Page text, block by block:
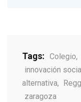
Tags: Colegio,
innovación
alternativa,
zaragoza